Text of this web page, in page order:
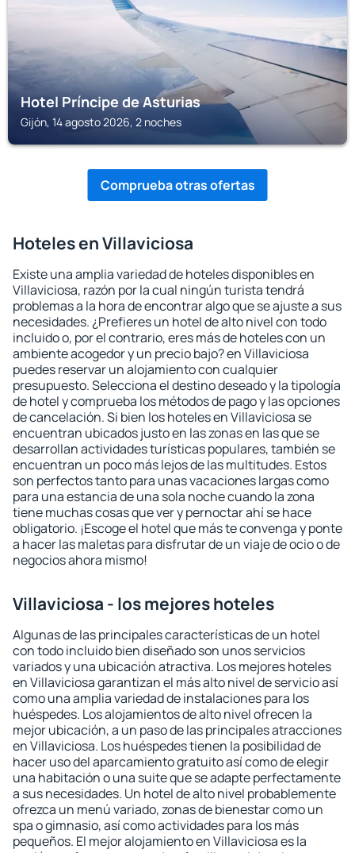
Hotel Príncipe de Asturias
Gijón, 14 agosto 2026, 2 noches
Comprueba otras ofertas
Hoteles en Villaviciosa
Existe una amplia variedad de hoteles disponibles en
Villaviciosa, razón por la cual ningún turista tendrá
problemas a la hora de encontrar algo que se ajuste a sus
necesidades. ¿Prefieres un hotel de alto nivel con todo
incluido o, por el contrario, eres más de hoteles con un
ambiente acogedor y un precio bajo? en Villaviciosa
puedes reservar un alojamiento con cualquier
presupuesto. Selecciona el destino deseado y la tipología
de hotel y comprueba los métodos de pago y las opciones
de cancelación. Si bien los hoteles en Villaviciosa se
encuentran ubicados justo en las zonas en las que se
desarrollan actividades turísticas populares, también se
encuentran un poco más lejos de las multitudes. Estos
son perfectos tanto para unas vacaciones largas como
para una estancia de una sola noche cuando la zona
tiene muchas cosas que ver y pernoctar ahí se hace
obligatorio. ¡Escoge el hotel que más te convenga y ponte
a hacer las maletas para disfrutar de un viaje de ocio o de
negocios ahora mismo!
Villaviciosa - los mejores hoteles
Algunas de las principales características de un hotel
con todo incluido bien diseñado son unos servicios
variados y una ubicación atractiva. Los mejores hoteles
en Villaviciosa garantizan el más alto nivel de servicio así
como una amplia variedad de instalaciones para los
huéspedes. Los alojamientos de alto nivel ofrecen la
mejor ubicación, a un paso de las principales atracciones
en Villaviciosa. Los huéspedes tienen la posibilidad de
hacer uso del aparcamiento gratuito así como de elegir
una habitación o una suite que se adapte perfectamente
a sus necesidades. Un hotel de alto nivel probablemente
ofrezca un menú variado, zonas de bienestar como un
spa o gimnasio, así como actividades para los más
pequeños. El mejor alojamiento en Villaviciosa es la